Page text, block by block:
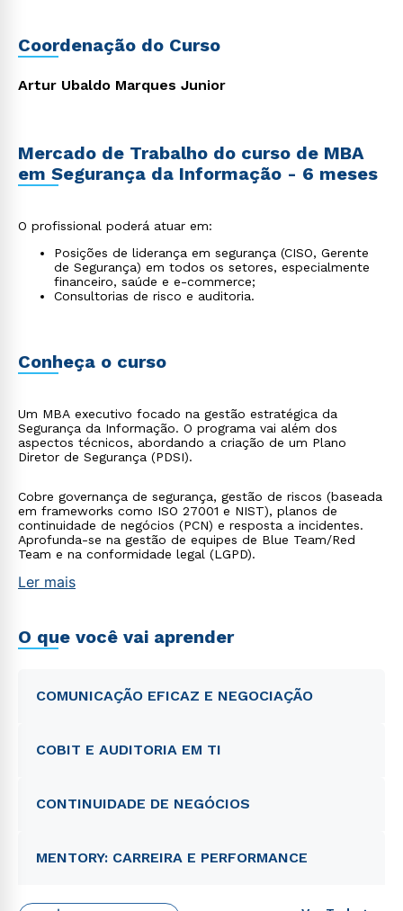
Coordenação do Curso
Artur Ubaldo Marques Junior
Mercado de Trabalho do curso de MBA
em Segurança da Informação - 6 meses
O profissional poderá atuar em:
Posições de liderança em segurança (CISO, Gerente
de Segurança) em todos os setores, especialmente
financeiro, saúde e e-commerce;
Consultorias de risco e auditoria.
Conheça o curso
Um MBA executivo focado na gestão estratégica da
Segurança da Informação. O programa vai além dos
aspectos técnicos, abordando a criação de um Plano
Diretor de Segurança (PDSI).
Cobre governança de segurança, gestão de riscos (baseada
em frameworks como ISO 27001 e NIST), planos de
continuidade de negócios (PCN) e resposta a incidentes.
Aprofunda-se na gestão de equipes de Blue Team/Red
Team e na conformidade legal (LGPD).
Ler mais
O que você vai aprender
COMUNICAÇÃO EFICAZ E NEGOCIAÇÃO
COBIT E AUDITORIA EM TI
CONTINUIDADE DE NEGÓCIOS
MENTORY: CARREIRA E PERFORMANCE